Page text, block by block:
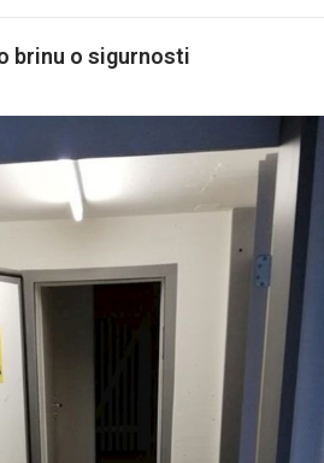
brinu o sigurnosti